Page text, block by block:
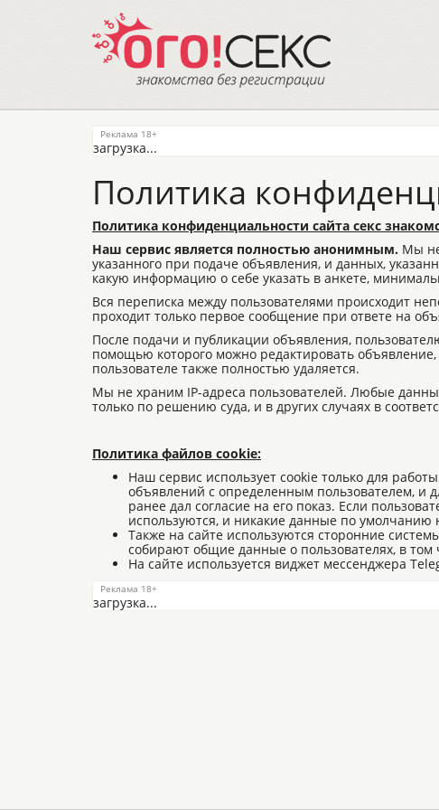
загрузка...
Политика
Политика конфиденциальности сайта секс
Наш сервис является полностью анонимным. Мы
указанного при подаче объявления, и данных,
какую информацию о себе указать в анкете,
Вся переписка между пользователями происходит
проходит только первое сообщение при ответе на
После подачи и публикации объявления,
помощью которого можно редактировать
пользователе также полностью удаляется.
Мы не храним IP-адреса пользователей. Любые
только по решению суда, и в других случаях в
Политика файлов cookie:
Наш сервис использует cookie только для
объявлений с определенным пользователем, и
ранее дал согласие на его показ. Если
используются, и никакие данные по умолчанию
Также на сайте используются сторонние
собирают общие данные о пользователях, в
На сайте используется виджет мессенджера
загрузка...